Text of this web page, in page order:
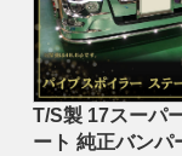
T/S製 17スーパ
ート 純正バンパ